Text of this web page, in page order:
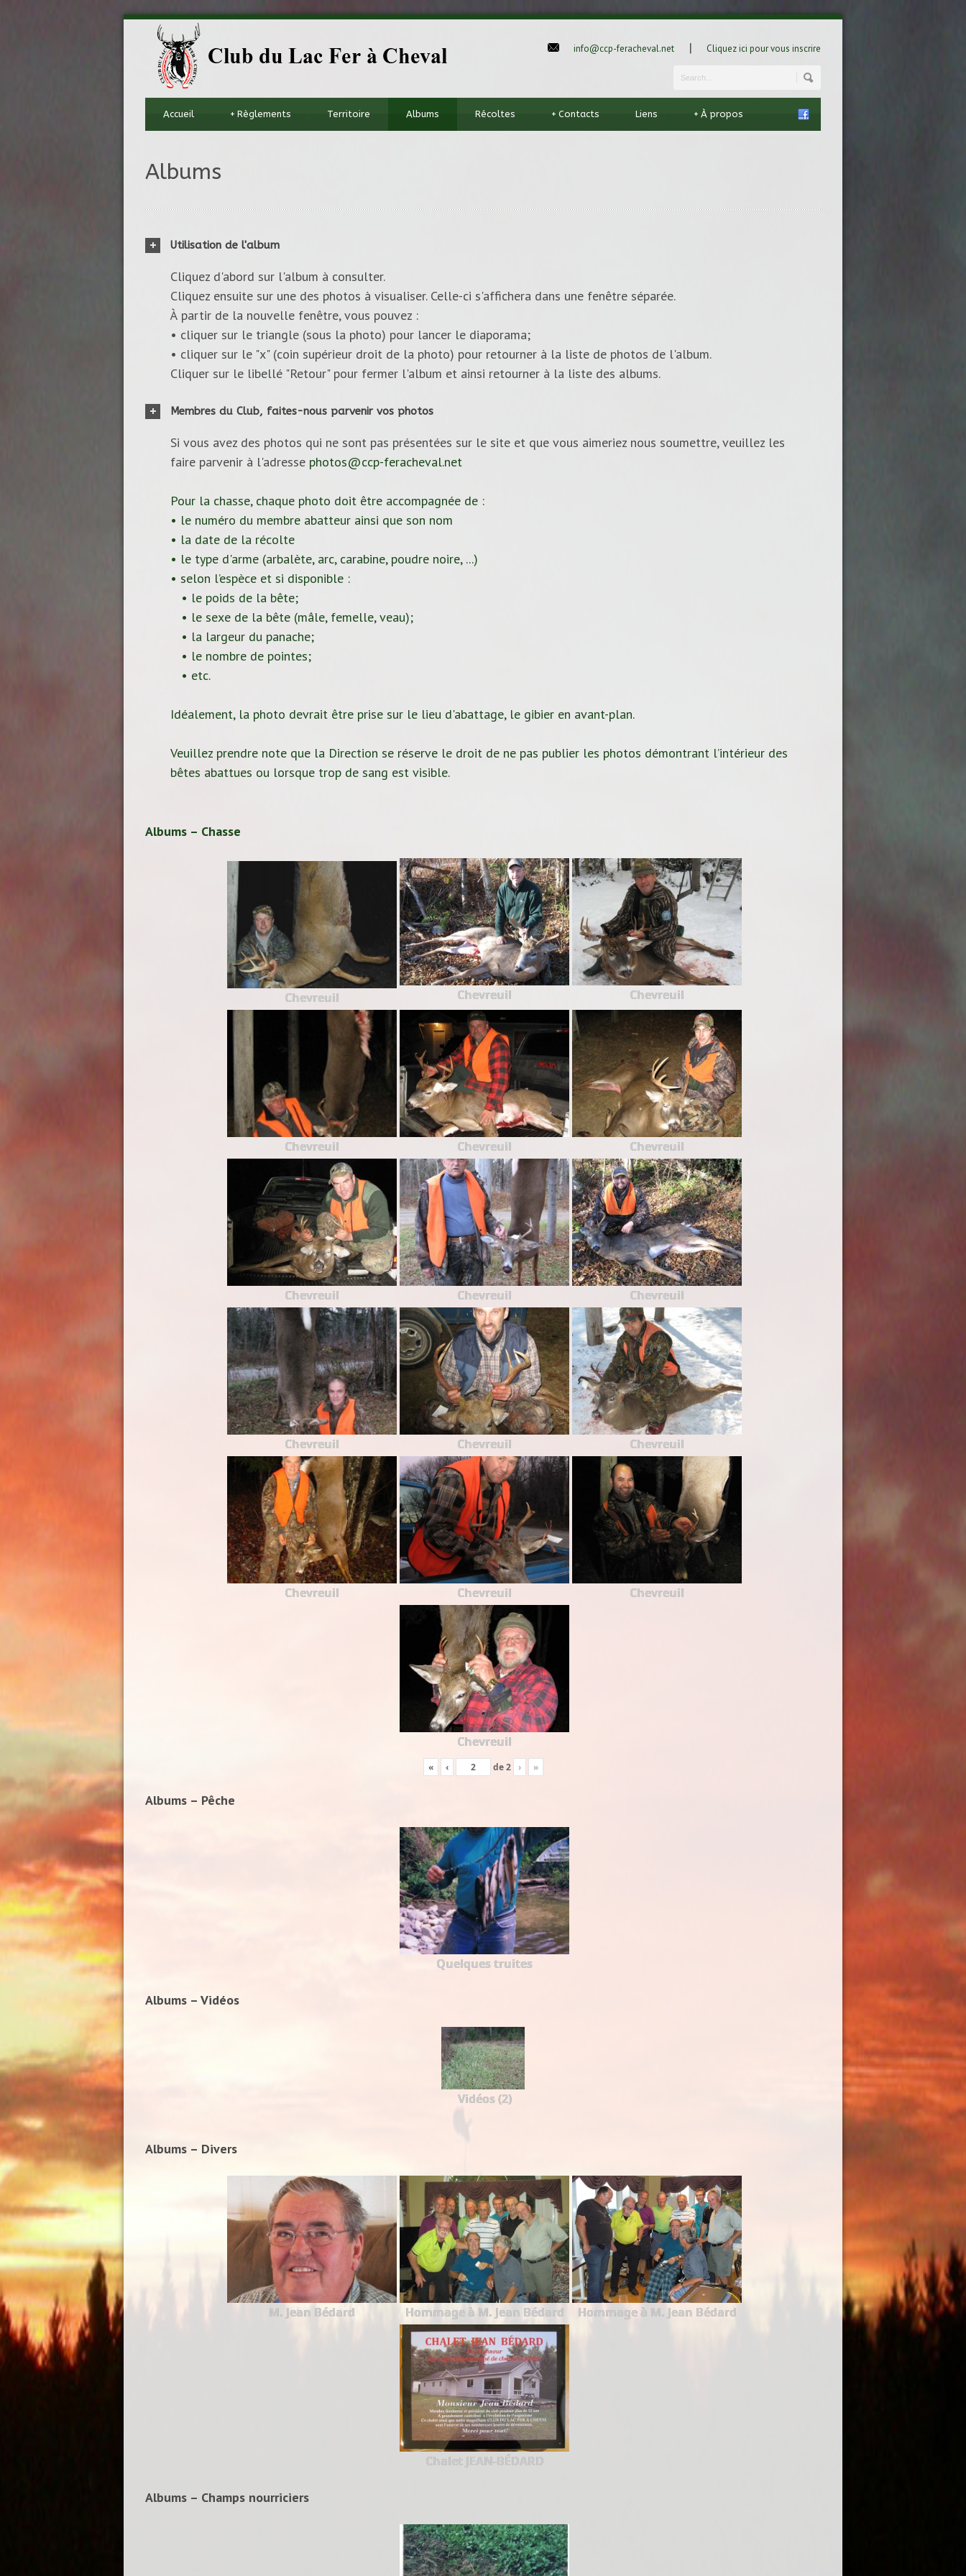
info@ccp-feracheval.net | Cliquez ici pour vous inscrire
Accueil Règlements
+ Territoire Albums Récoltes Contacts
+ Liens À propos
+
Albums
Utilisation de l'album
Cliquez d'abord sur l'album à consulter.
Cliquez ensuite sur une des photos à visualiser. Celle-ci s'affichera dans une fenêtre séparée.
À partir de la nouvelle fenêtre, vous pouvez :
• cliquer sur le triangle (sous la photo) pour lancer le diaporama;
• cliquer sur le "x" (coin supérieur droit de la photo) pour retourner à la liste de photos de l'album.
Cliquer sur le libellé "Retour" pour fermer l'album et ainsi retourner à la liste des albums.
Membres du Club, faites-nous parvenir vos photos
Si vous avez des photos qui ne sont pas présentées sur le site et que vous aimeriez nous soumettre, veuillez les
faire parvenir à l'adresse photos@ccp-feracheval.net
Pour la chasse, chaque photo doit être accompagnée de :
• le numéro du membre abatteur ainsi que son nom
• la date de la récolte
• le type d'arme (arbalète, arc, carabine, poudre noire, ...)
• selon l’espèce et si disponible :
• le poids de la bête;
• le sexe de la bête (mâle, femelle, veau);
• la largeur du panache;
• le nombre de pointes;
• etc.
Idéalement, la photo devrait être prise sur le lieu d'abattage, le gibier en avant-plan.
Veuillez prendre note que la Direction se réserve le droit de ne pas publier les photos démontrant l’intérieur des
bêtes abattues ou lorsque trop de sang est visible.
Albums – Chasse
Chevreuil Chevreuil Chevreuil
Chevreuil Chevreuil Chevreuil
Chevreuil Chevreuil Chevreuil
Chevreuil Chevreuil Chevreuil
Chevreuil Chevreuil Chevreuil
Chevreuil
« ‹ de2 › »
Albums – Pêche
Quelques truites
Albums – Vidéos
Vidéos (2)
Albums – Divers
M. Jean Bédard Hommage à M. Jean Bédard Hommage à M. Jean Bédard
Chalet JEAN-BÉDARD
Albums – Champs nourriciers